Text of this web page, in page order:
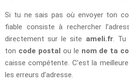
Si tu ne sais pas où envoyer ton
fiable consiste à rechercher
directement sur le site ameli.fr. Tu
ton code postal ou le nom de ta
caisse compétente. C’est la
les erreurs d’adresse.